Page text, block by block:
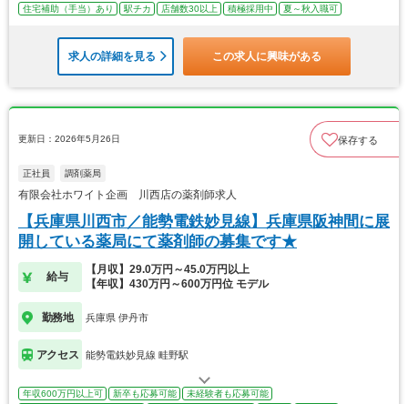
住宅補助（手当）あり
駅チカ 店舗数30以上 積極採用中 夏～秋入職可
求人の詳細を見る この求人に興味がある
更新日：2026年5月26日 保存する
正社員 調剤薬局
有限会社ホワイト企画 川西店の薬剤師求人
【兵庫県川西市／能勢電鉄妙見線】兵庫県阪神間に展
開している薬局にて薬剤師の募集です★
給与
【月収】29.0万円～45.0万円以上
【年収】430万円～600万円位 モデル
勤務地 兵庫県 伊丹市
アクセス 能勢電鉄妙見線 畦野駅
年収600万円以上可 新卒も応募可能
未経験者も応募可能